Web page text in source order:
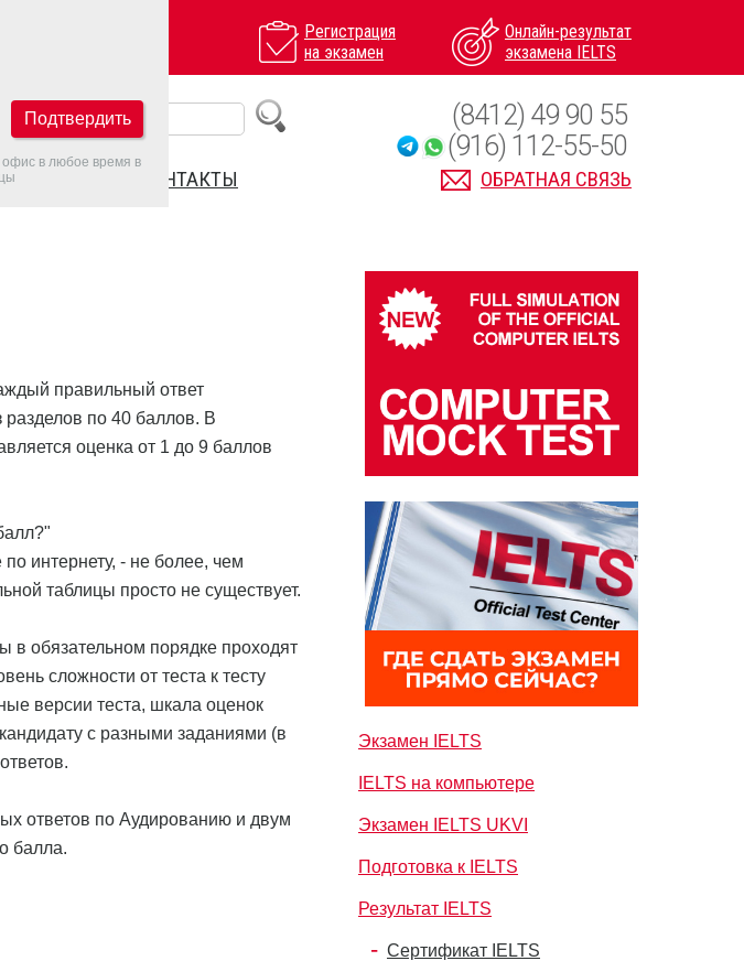
Регистрация
на экзамен
Онлайн-результат
экзамена IELTS
IELTS 2022 КОНТАКТЫ ОБРАТНАЯ СВЯЗЬ
(8412) 49 90 55
(916) 112-55-50
правильный ответ
разделов по 40 баллов. В
оценка от 1 до 9 баллов
интернету, - не более, чем
таблицы просто не существует.
в обязательном порядке проходят
сложности от теста к тесту
версии теста, шкала оценок
с разными заданиями (в
ответов по Аудированию и двум
балла.
Экзамен IELTS
IELTS на компьютере
Экзамен IELTS UKVI
Подготовка к IELTS
Результат IELTS
Сертификат IELTS
Подтвердить
в любое время в